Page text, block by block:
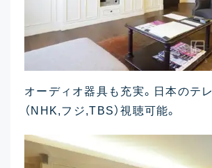
オーディオ器具も充実。日本のテ
（NHK,フジ,TBS）視聴可能。